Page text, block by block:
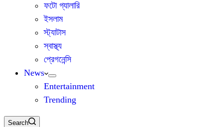
ফটো গ্যালারি
ইসলাম
স্ট্যাটাস
স্বাস্থ্য
প্রেগনেন্সি
News
Entertainment
Trending
Search